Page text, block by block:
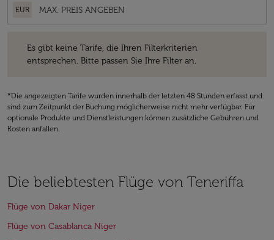
EUR
Es gibt keine Tarife, die Ihren Filterkriterien
entsprechen. Bitte passen Sie Ihre Filter an.
*Die angezeigten Tarife wurden innerhalb der letzten 48 Stunden erfasst und
sind zum Zeitpunkt der Buchung möglicherweise nicht mehr verfügbar. Für
optionale Produkte und Dienstleistungen können zusätzliche Gebühren und
Kosten anfallen.
Die beliebtesten Flüge von Teneriffa
Flüge von Dakar Niger
Flüge von Casablanca Niger